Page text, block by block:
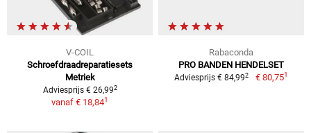
V-COIL
Schroefdraadreparatiesets
Metriek
Adviesprijs € 26,992
vanaf € 18,841
Rabaconda
PRO BANDEN HENDELSET
Adviesprijs € 84,992 € 80,751